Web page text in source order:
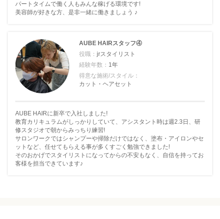
パートタイムで働く人もみんな稼げる環境です!
美容師が好きな方、是非一緒に働きましょう ♪
AUBE HAIRスタッフ④
役職： jrスタイリスト
経験年数： 1年
得意な施術/スタイル：
カット・ヘアセット
AUBE HAIRに新卒で入社しました!
教育カリキュラムがしっかりしていて、アシスタント時は週2.3日、研
修スタジオで朝からみっちり練習!
サロンワークではシャンプーや掃除だけではなく、塗布・アイロンやセ
ットなど、任せてもらえる事が多くすごく勉強できました!
そのおかげでスタイリストになってからの不安もなく、自信を持ってお
客様を担当できています♪